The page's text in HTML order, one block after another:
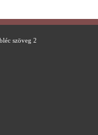
szöveg 2